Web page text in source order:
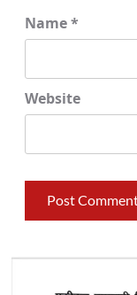
Name*
Website